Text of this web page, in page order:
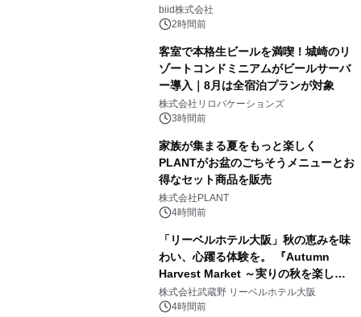
日(土)振替開催＆受付スタート！
biid株式会社
2時間前
客室で本格生ビールを満喫！城崎のリ
ゾートコンドミニアムがビールサーバ
ー導入｜8月は全宿泊プランが対象
株式会社リロバケーションズ
3時間前
家族が集まる夏をもっと楽しく
PLANTがお盆のごちそうメニューとお
得なセット商品を販売
株式会社PLANT
4時間前
「リーベルホテル大阪」秋の恵みを味
わい、心躍る体験を。 『Autumn
Harvest Market ～実りの秋を楽しむ
ディナー&スイーツビュッフェ～』を9
月18日より開催！
株式会社武蔵野 リーベルホテル大阪
4時間前